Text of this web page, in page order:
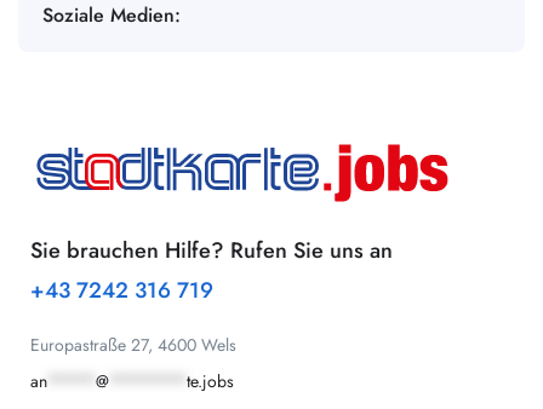
Soziale Medien:
Sie brauchen Hilfe? Rufen Sie uns an
+43 7242 316 719
Europastraße 27, 4600 Wels
an
@ te.jobs